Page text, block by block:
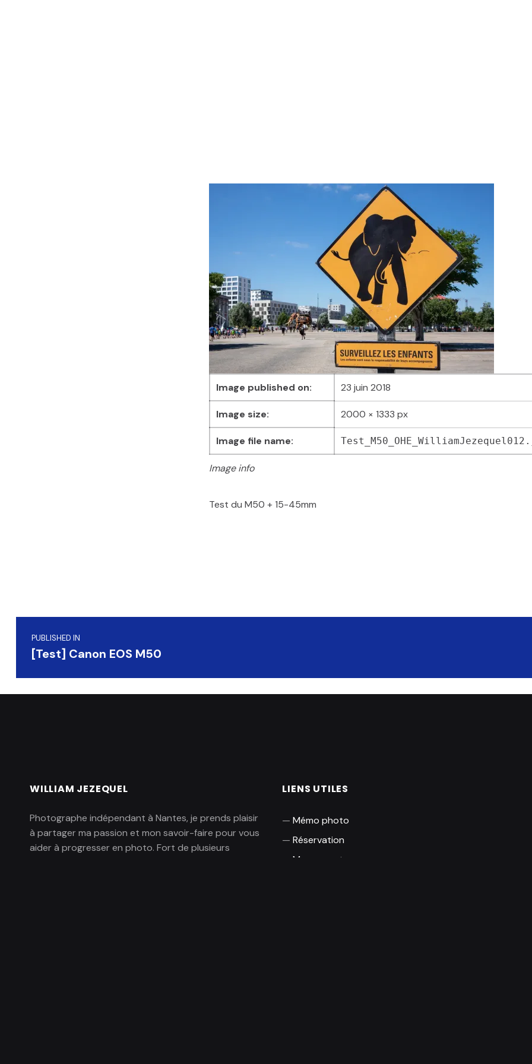
Image info
Image published on: 23 juin 2018
Image size: 2000 × 1333 px
Image file name:
Test du M50 + 15-45mm
Navigation de l’article
PUBLISHED IN
[Test] Canon EOS M50
WILLIAM JEZEQUEL
Photographe indépendant à Nantes, je prends plaisir
à partager ma passion et mon savoir-faire pour vous
aider à progresser en photo. Fort de plusieurs
LIENS UTILES
Mémo photo
Réservation
Mon compte